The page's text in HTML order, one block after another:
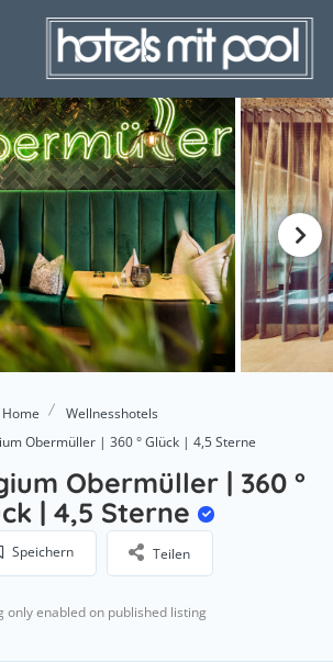
Home
Wellnesshotels
Obermüller | 360 ° Glück | 4,5 Sterne
Obermüller | 360 °
| 4,5 Sterne
Speichern Teilen
only enabled on published listing